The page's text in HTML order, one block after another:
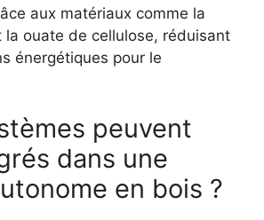
aux matériaux comme la
ouate de cellulose, réduisant
énergétiques pour le
peuvent
dans une
en bois ?